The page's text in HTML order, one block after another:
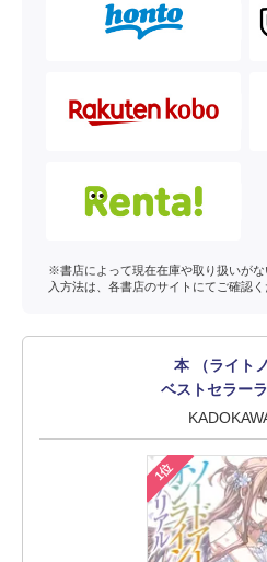
※書店によって現在在庫や取り扱いが
入方法は、各書店のサイトにてご確認く
本 （ライト
ベストセラー
1位